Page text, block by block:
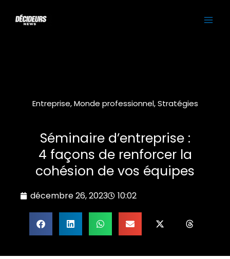
Entreprise,Monde professionnel,Stratégies
Séminaire d’entreprise :
4 façons de renforcer la
cohésion de vos équipes
décembre 26, 2023 10:02